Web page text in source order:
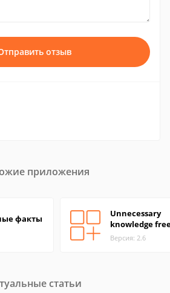
отзыв
приложения
факты
Unnecessary
knowledge
Версия: 2.6
статьи